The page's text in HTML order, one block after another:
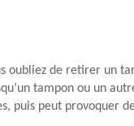
oubliez de retirer un
tampon ou un
puis peut provoquer